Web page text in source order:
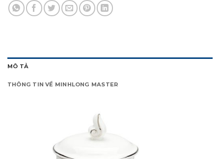
MÔ TẢ
THÔNG TIN VỀ MINHLONG MASTER